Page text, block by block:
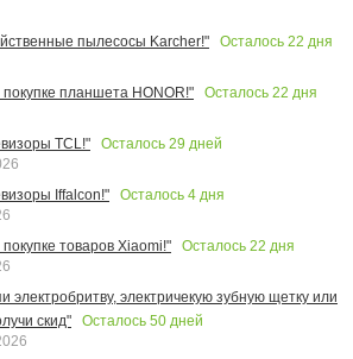
пылесосы Karcher!"
Осталось 22 дня
планшета HONOR!"
Осталось 22 дня
TCL!"
Осталось 29 дней
Iffalcon!"
Осталось 4 дня
товаров Xiaomi!"
Осталось 22 дня
электробритву, электричекую зубную щетку или
скид"
Осталось 50 дней